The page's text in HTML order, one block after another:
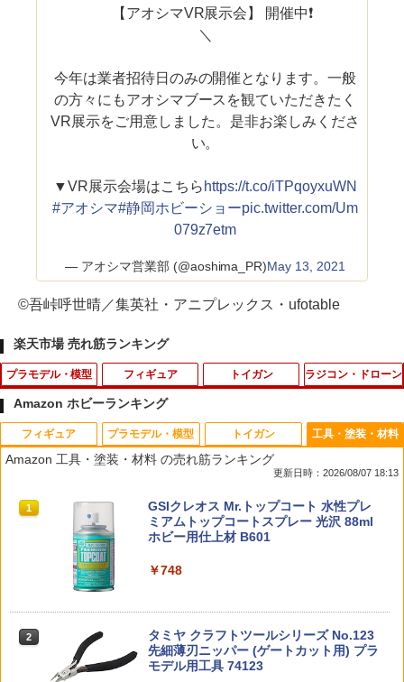
【アオシマVR展示会】 開催中❗️
＼
今年は業者招待日のみの開催となります。一般
の方々にもアオシマブースを観ていただきたく
VR展示をご用意しました。是非お楽しみくださ
い。
▼VR展示会場はこちら https://t.co/iTPqoyxuWN
#アオシマ#静岡ホビーショーpic.twitter.com/Um
079z7etm
— アオシマ営業部 (@aoshima_PR)May 13, 2021
©吾峠呼世晴／集英社・アニプレックス・ufotable
楽天市場 売れ筋ランキング
プラモデル・模型
1
ファインモールド 1/48 帝国海軍 零式艦
上戦闘機二一型（中島製） “ソロモン航
空戦”【FZ06】 プラモデル
￥4,400
HiPlay 大火鳥製造 BIGFIREBIRD BUIL
模型 コレクション ホビー ギフト プレゼ
ント
フィギュア
1
ハズブロ（Hasbro）ゼルダの伝説 ヒー
ローズ・オブ・ハイラル ガノンドロフ、
『ゼルダの伝説 ティアーズ オブ ザ キン
m アクションフィギュア G4419 正規品
￥6,840
ル（再販）[マックスファクトリー]【送
料無料】《発売済・在庫品》
トイガン
1
STACK ハンマースプリング 東京マルイ
GBBハンドガン HK45用 130％ バネ ば
ね 発条 エアガンパーツ カスタムパーツ
部品 交換パーツ 交換部品 スタック HK4
5 ガスガンアクセサリー ガスガンオプシ
ョン ガスガンアタッチメント
￥1,080
2
【軽量ハードケース】MILITARY-BASE
(ミリタリーベース)ABS ハンドガン キャ
リングハードガンケース 29cm BK◆ハ
ラジコン・ドローン
1
おふろDEミニカー E231系500番台 山手
線/総武線おもちゃ こども 子供 知育 勉強
￥799
OK模型 イージーカバE-ライト345(透明
Amazon ホビーランキング
フィギュア
1
タカラトミー(TAKARA TOMY) T-SPAR
K トランスフォーマー ニューレジェンズ
NL-07 サウンドウェーブ 可動フィギュア
￥4,440
2
TAMASHII NATIONS S.H.フィギュアー
ツ（真骨彫製法） 仮面ライダーBLACK
RX 約150mm PVC&ABS&布製 塗装済み
プラモデル・模型
1
BANDAI SPIRITS(バンダイ スピリッツ)
30MS SIS-J00 メルンジャ[カラーA] 色
分け済みプラモデル
￥4,200
2
HG 機動戦士ガンダム00 グラハム専用ユ
ニオンフラッグカスタム 1/144スケール
色分け済みプラモデル
トイガン
1
東京マルイ(TOKYO MARUI) No.25 コル
ト ガバメント HG 18歳以上エアーHOP
ハンドガン
￥3,384
2
東京マルイ (TOKYO MARUI) ガスブロー
バックマシンガン No.14 20式 5.56mm
小銃 18歳以上 ガスブローバック
工具・塗装・材料
Amazon 工具・塗装・材料 の売れ筋ランキング
更新日時：2026/08/07 18:13
1
GSIクレオス Mr.トップコート 水性プレ
ミアムトップコートスプレー 光沢 88ml
ホビー用仕上材 B601
￥748
2
タミヤ クラフトツールシリーズ No.123
先細薄刃ニッパー (ゲートカット用) プラ
モデル用工具 74123